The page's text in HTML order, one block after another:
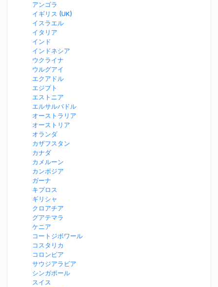
アンゴラ
イギリス (UK)
イスラエル
イタリア
インド
インドネシア
ウクライナ
ウルグアイ
エクアドル
エジプト
エストニア
エルサルバドル
オーストラリア
オーストリア
オランダ
カザフスタン
カナダ
カメルーン
カンボジア
ガーナ
キプロス
ギリシャ
クロアチア
グアテマラ
ケニア
コートジボワール
コスタリカ
コロンビア
サウジアラビア
シンガポール
スイス